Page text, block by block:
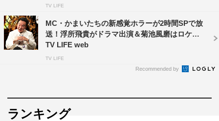
神田愛花
TV LIFE
MC・かまいたちの新感覚ホラーが2時間SPで放
送！浮所飛貴がドラマ出演＆菊池風磨はロケに |
TV LIFE web
TV LIFE
Recommended by
ランキング